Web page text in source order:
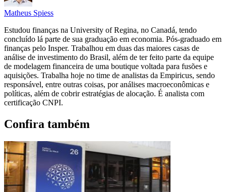
Matheus Spiess
Estudou finanças na University of Regina, no Canadá, tendo
concluído lá parte de sua graduação em economia. Pós-graduado em
finanças pelo Insper. Trabalhou em duas das maiores casas de
análise de investimento do Brasil, além de ter feito parte da equipe
de modelagem financeira de uma boutique voltada para fusões e
aquisições. Trabalha hoje no time de analistas da Empiricus, sendo
responsável, entre outras coisas, por análises macroeconômicas e
políticas, além de cobrir estratégias de alocação. É analista com
certificação CNPI.
Confira também